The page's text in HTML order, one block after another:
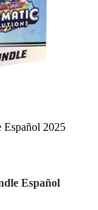
Español 2025
Español